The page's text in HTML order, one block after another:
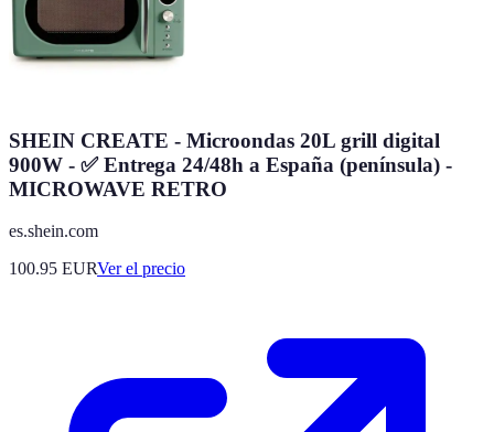
SHEIN CREATE - Microondas 20L grill digital
900W - ✅ Entrega 24/48h a España (península) -
MICROWAVE RETRO
es.shein.com
100.95 EURVer el precio